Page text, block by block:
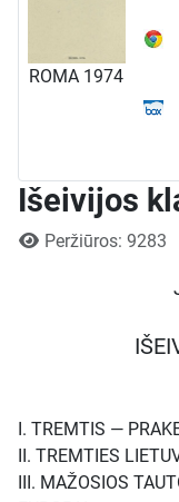
ROMA 1974
Išeivijos
Išsami informacija
Peržiūros: 9283
I. TREMTIS —
II. TREMTIES
III. MAŽOSIOS